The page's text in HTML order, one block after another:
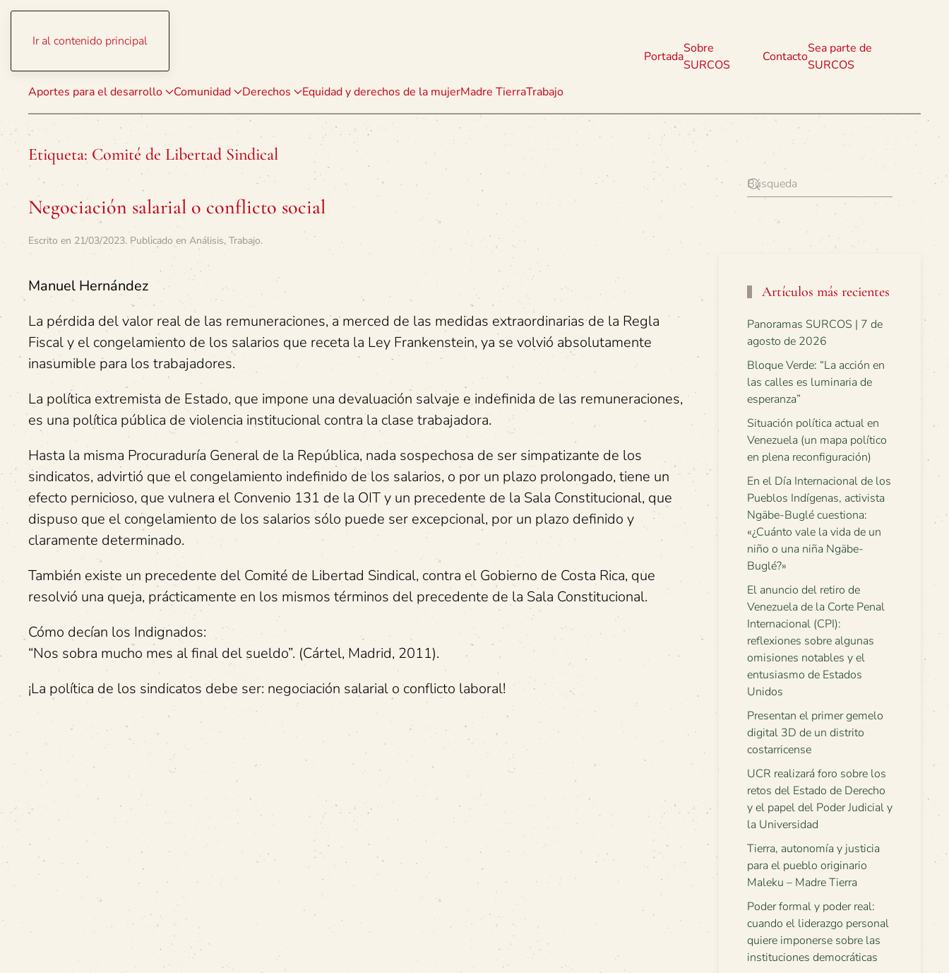
Ir al contenido principal
Aportes para el desarrollo Comunidad Derechos Equidad y derechos de la mujerMadre TierraTrabajo
Portada
Sobre
SURCOS
Contacto
Sea parte de
SURCOS
Etiqueta: Comité de Libertad Sindical
Negociación salarial o conflicto social
Escrito en 21/03/2023. Publicado en Análisis, Trabajo.
Manuel Hernández
La pérdida del valor real de las remuneraciones, a merced de las medidas extraordinarias de la Regla
Fiscal y el congelamiento de los salarios que receta la Ley Frankenstein, ya se volvió absolutamente
inasumible para los trabajadores.
La política extremista de Estado, que impone una devaluación salvaje e indefinida de las remuneraciones,
es una política pública de violencia institucional contra la clase trabajadora.
Hasta la misma Procuraduría General de la República, nada sospechosa de ser simpatizante de los
sindicatos, advirtió que el congelamiento indefinido de los salarios, o por un plazo prolongado, tiene un
efecto pernicioso, que vulnera el Convenio 131 de la OIT y un precedente de la Sala Constitucional, que
dispuso que el congelamiento de los salarios sólo puede ser excepcional, por un plazo definido y
claramente determinado.
También existe un precedente del Comité de Libertad Sindical, contra el Gobierno de Costa Rica, que
resolvió una queja, prácticamente en los mismos términos del precedente de la Sala Constitucional.
Cómo decían los Indignados:
“Nos sobra mucho mes al final del sueldo”. (Cártel, Madrid, 2011).
¡La política de los sindicatos debe ser: negociación salarial o conflicto laboral!
Artículos más recientes
Panoramas SURCOS | 7 de
agosto de 2026
Bloque Verde: “La acción en
las calles es luminaria de
esperanza”
Situación política actual en
Venezuela (un mapa político
en plena reconfiguración)
En el Día Internacional de los
Pueblos Indígenas, activista
Ngäbe-Buglé cuestiona:
«¿Cuánto vale la vida de un
niño o una niña Ngäbe-
Buglé?»
El anuncio del retiro de
Venezuela de la Corte Penal
Internacional (CPI):
reflexiones sobre algunas
omisiones notables y el
entusiasmo de Estados
Unidos
Presentan el primer gemelo
digital 3D de un distrito
costarricense
UCR realizará foro sobre los
retos del Estado de Derecho
y el papel del Poder Judicial y
la Universidad
Tierra, autonomía y justicia
para el pueblo originario
Maleku – Madre Tierra
Poder formal y poder real:
cuando el liderazgo personal
quiere imponerse sobre las
instituciones democráticas